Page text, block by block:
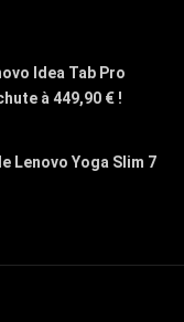
Idea Tab Pro
à 449,90 € !
Lenovo Yoga Slim 7